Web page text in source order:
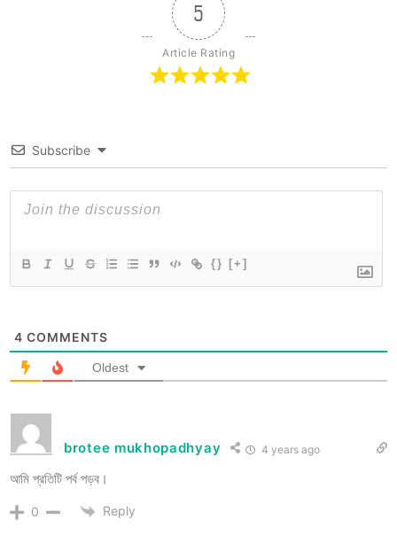
5
Article Rating
Subscribe
{} [+]
4 COMMENTS
Oldest
brotee mukhopadhyay 4 years ago
আমি প্রতিটি পর্ব পড়ব।
0 Reply